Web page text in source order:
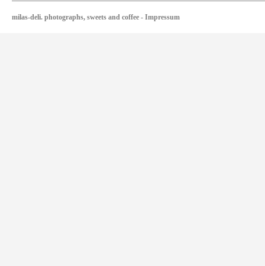
milas-deli. photographs, sweets and coffee - Impressum